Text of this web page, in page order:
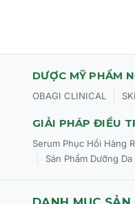
Thoa lại sau mỗi
NEOVA
DƯỢC MỸ PHẨM
OBAGI CLINICAL
GIẢI PHÁP ĐIỀU
Serum Phục Hồi Hàng
Sản Phẩm Dưỡng Da